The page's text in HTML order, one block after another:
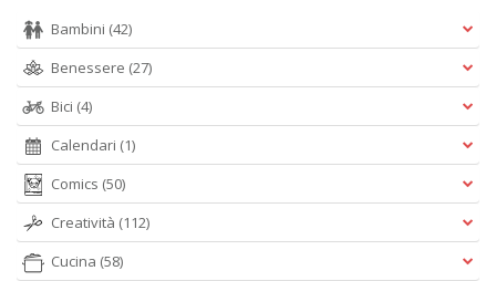
Bambini (42)
Benessere (27)
Bici (4)
Calendari (1)
Comics (50)
Creatività (112)
Cucina (58)